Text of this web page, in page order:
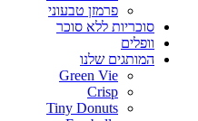
פרמזן טבעוני
סוכריות ללא סוכר
וופלים
המותגים שלנו
Green Vie
Crisp
Tiny Donuts